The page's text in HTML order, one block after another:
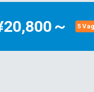
～ 5